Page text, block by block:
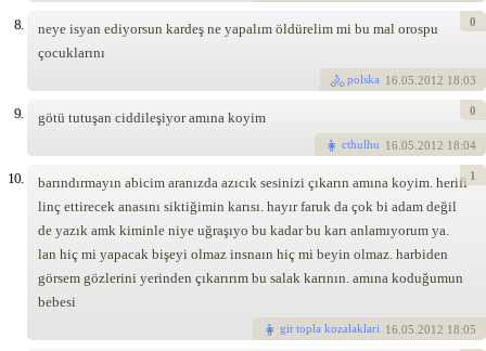
8.
neye isyan ediyorsun kardeş ne yapalım öldürelim mi bu mal orospu
çocuklarını
polska 16.05.2012 18:03
0
9. götü tutuşan ciddileşiyor amına koyim
cthulhu 16.05.2012 18:04
0
10.
barındırmayın abicim aranızda azıcık sesinizi çıkarın amına koyim. herifi
linç ettirecek anasını siktiğimin karısı. hayır faruk da çok bi adam değil
de yazık amk kiminle niye uğraşıyo bu kadar bu karı anlamıyorum ya.
lan hiç mi yapacak bişeyi olmaz insnaın hiç mi beyin olmaz. harbiden
görsem gözlerini yerinden çıkarırım bu salak karının. amına koduğumun
bebesi
git topla kozalaklari 16.05.2012 18:05
1